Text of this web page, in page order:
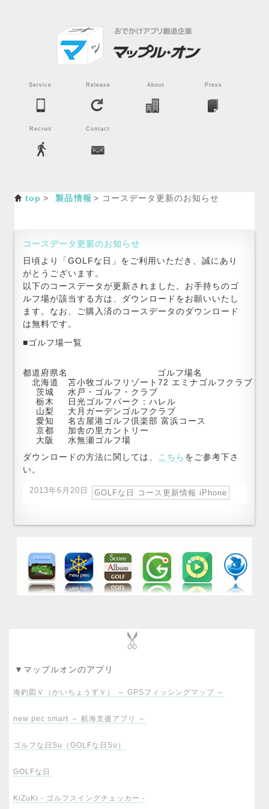
Service Release About Press
Recruit Contact
top 製品情報 コースデータ更新のお知らせ
コースデータ更新のお知らせ
日頃より「GOLFな日」をご利用いただき、誠にあり
がとうございます。
以下のコースデータが更新されました。お手持ちのゴ
ルフ場が該当する方は、ダウンロードをお願いいたし
ます。なお、ご購入済のコースデータのダウンロード
は無料です。
■ゴルフ場一覧
都道府県名
ゴルフ場名
北海道
苫小牧ゴルフリゾート72 エミナゴルフクラブ 東
茨城
水戸・ゴルフ・クラブ
栃木
日光ゴルフパーク：ハレル
山梨
大月ガーデンゴルフクラブ
愛知
名古屋港ゴルフ倶楽部 富浜コース
京都
加舎の里カントリー
大阪
水無瀬ゴルフ場
ダウンロードの方法に関しては、
こちら をご参考下さ
い。
2013年6月20日 GOLFな日 コース更新情報 iPhone
▼マップルオンのアプリ
海釣図Ｖ（かいちょうずＶ） ～ GPSフィッシングマップ ～
new pec smart ～ 航海支援アプリ ～
ゴルフな日Su（GOLFな日Su）
GOLFな日
KiZuKi - ゴルフスイングチェッカー -